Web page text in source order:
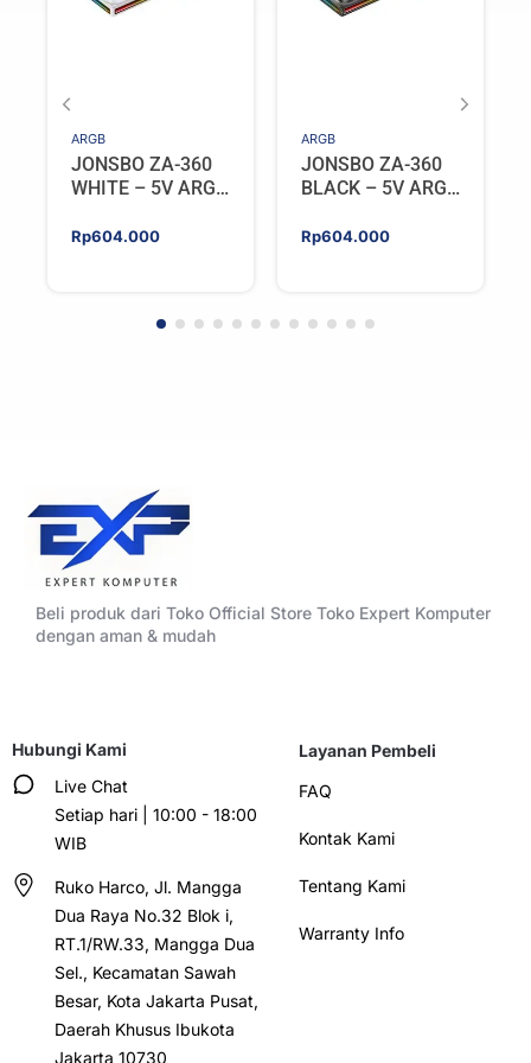
ARGB
JONSBO ZA-360
WHITE – 5V ARGB
Rp604.000
ARGB
JONSBO ZA-360
BLACK – 5V ARGB
Rp604.000
Beli produk dari Toko Official Store Toko Expert Komputer
dengan aman & mudah
Hubungi Kami
Live Chat
Setiap hari | 10:00 - 18:00
WIB
Ruko Harco, Jl. Mangga
Dua Raya No.32 Blok i,
RT.1/RW.33, Mangga Dua
Sel., Kecamatan Sawah
Besar, Kota Jakarta Pusat,
Daerah Khusus Ibukota
Jakarta 10730
Layanan Pembeli
FAQ
Kontak Kami
Tentang Kami
Warranty Info